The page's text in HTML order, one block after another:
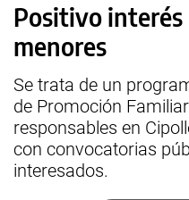
Positivo interés
menores
Se trata de un
de Promoción
responsables en
con convocatorias
interesados.